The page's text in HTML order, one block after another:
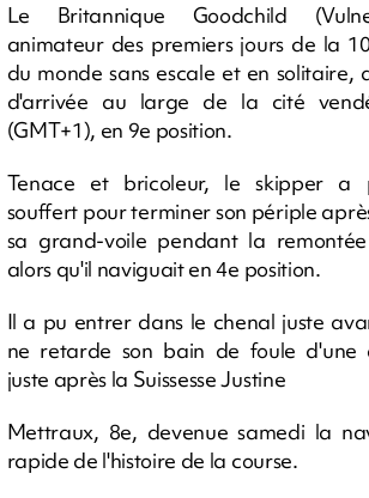
Le Britannique Goodchild
animateur des premiers jours de la
du monde sans escale et en solitaire,
d'arrivée au large de la cité
(GMT+1), en 9e position.
Tenace et bricoleur, le skipper a
souffert pour terminer son périple
sa grand-voile pendant la
alors qu'il naviguait en 4e position.
Il a pu entrer dans le chenal juste
ne retarde son bain de foule d'une
juste après la Suissesse Justine
Mettraux, 8e, devenue samedi la
rapide de l'histoire de la course.